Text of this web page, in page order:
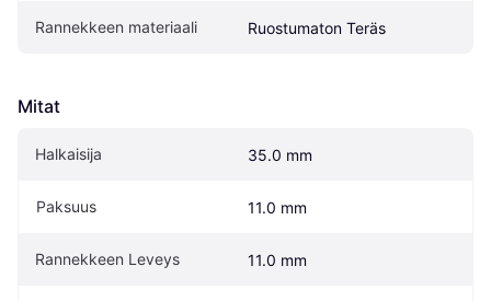
Rannekkeen materiaali Ruostumaton Teräs
Mitat
Halkaisija 35.0 mm
Paksuus 11.0 mm
Rannekkeen Leveys 11.0 mm